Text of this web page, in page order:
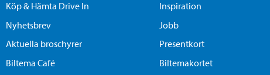
Köp & Hämta Drive In
Nyhetsbrev
Aktuella broschyrer
Biltema Café
Inspiration
Jobb
Presentkort
Biltemakortet